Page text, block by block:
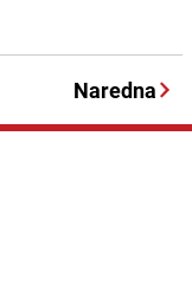
Naredna